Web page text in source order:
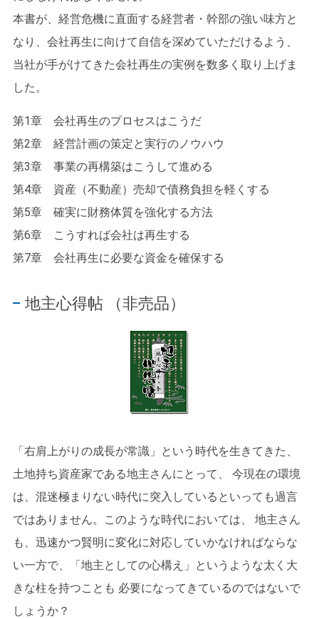
本書が、経営危機に直面する経営者・幹部の強い味方と
なり、会社再生に向けて自信を深めていただけるよう、
当社が手がけてきた会社再生の実例を数多く取り上げま
した。
第1章 会社再生のプロセスはこうだ
第2章 経営計画の策定と実行のノウハウ
第3章 事業の再構築はこうして進める
第4章 資産（不動産）売却で債務負担を軽くする
第5章 確実に財務体質を強化する方法
第6章 こうすれば会社は再生する
第7章 会社再生に必要な資金を確保する
地主心得帖 （非売品）
「右肩上がりの成長が常識」という時代を生きてきた、
土地持ち資産家である地主さんにとって、 今現在の環境
は、混迷極まりない時代に突入しているといっても過言
ではありません。このような時代においては、 地主さん
も、迅速かつ賢明に変化に対応していかなければならな
い一方で、「地主としての心構え」というような太く大
きな柱を持つことも 必要になってきているのではないで
しょうか？